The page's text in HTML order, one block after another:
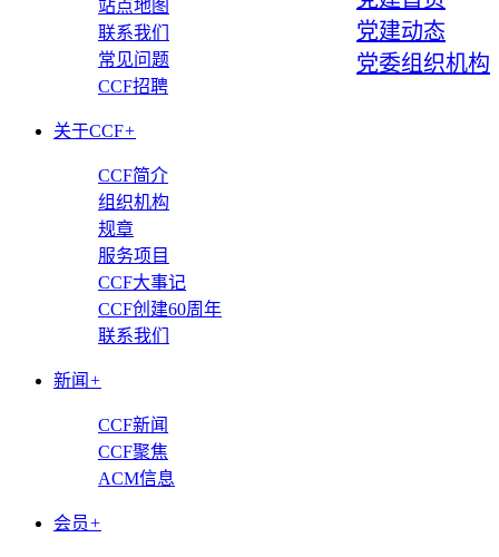
党建动态
党委组织机构
站点地图
联系我们
常见问题
CCF招聘
关于CCF+
CCF简介
组织机构
规章
服务项目
CCF大事记
CCF创建60周年
联系我们
新闻 +
CCF新闻
CCF聚焦
ACM信息
会员+